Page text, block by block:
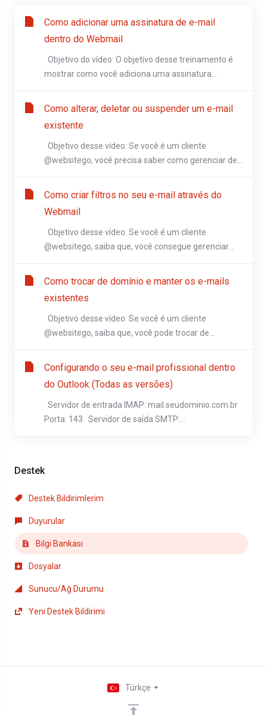
Destek
Destek Bildirimlerim
Duyurular
Bilgi Bankası
Dosyalar
Sunucu/Ağ Durumu
Yeni Destek Bildirimi
Como adicionar uma assinatura de e-mail
dentro do Webmail
Objetivo do vídeo: O objetivo desse treinamento é
mostrar como você adiciona uma assinatura...
Como alterar, deletar ou suspender um e-mail
existente
Objetivo desse vídeo: Se você é um cliente
@websitego, você precisa saber como gerenciar de...
Como criar filtros no seu e-mail através do
Webmail
Objetivo desse vídeo: Se você é um cliente
@websitego, saiba que, você consegue gerenciar...
Como trocar de domínio e manter os e-mails
existentes
Objetivo desse vídeo: Se você é um cliente
@websitego, saiba que, você pode trocar de...
Configurando o seu e-mail profissional dentro
do Outlook (Todas as versões)
Servidor de entrada IMAP: mail.seudominio.com.br
Porta: 143 Servidor de saída SMTP:...
Türkçe